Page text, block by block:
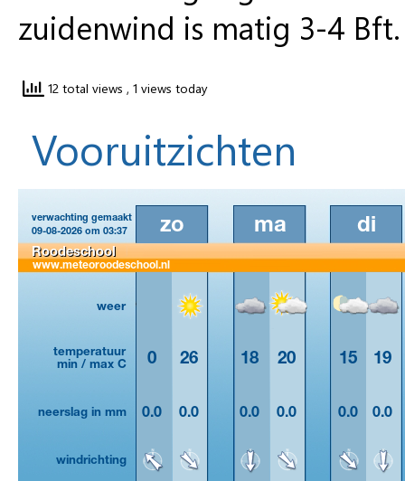
zuidenwind is matig 3-4 Bft.
12 total views , 1 views today
Vooruitzichten